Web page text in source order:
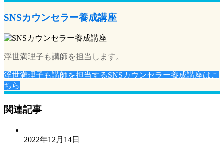
ビ
ー
シ
ョ
ン
SNSカウンセラー養成講座
浮世満理子も講師を担当します。
浮世満理子も講師を担当するSNSカウンセラー養成講座はこ
ちら
関連記事
2022年12月14日